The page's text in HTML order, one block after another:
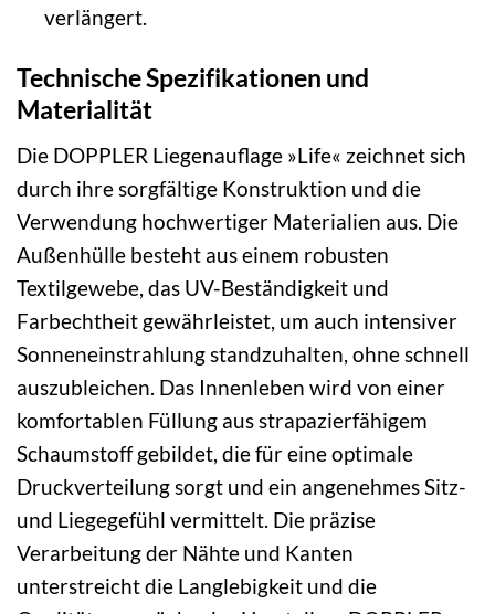
verlängert.
Technische Spezifikationen und
Materialität
Die DOPPLER Liegenauflage »Life« zeichnet sich
durch ihre sorgfältige Konstruktion und die
Verwendung hochwertiger Materialien aus. Die
Außenhülle besteht aus einem robusten
Textilgewebe, das UV-Beständigkeit und
Farbechtheit gewährleistet, um auch intensiver
Sonneneinstrahlung standzuhalten, ohne schnell
auszubleichen. Das Innenleben wird von einer
komfortablen Füllung aus strapazierfähigem
Schaumstoff gebildet, die für eine optimale
Druckverteilung sorgt und ein angenehmes Sitz-
und Liegegefühl vermittelt. Die präzise
Verarbeitung der Nähte und Kanten
unterstreicht die Langlebigkeit und die